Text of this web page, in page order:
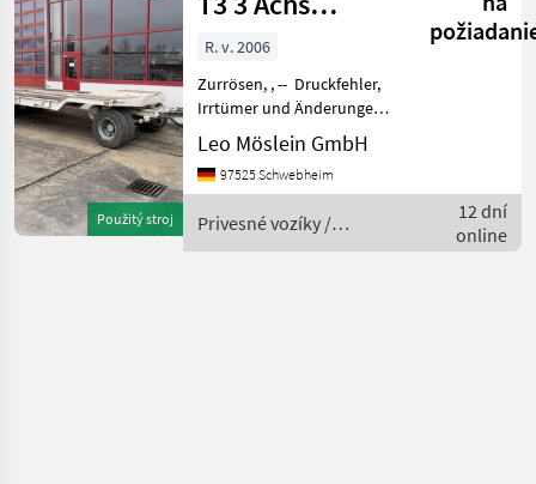
Použitý stroj
Tiefladeranhänger
R. v. 2006
Zurrösen, , -- Druckfehler,
Irrtümer und Änderungen
vorbehalten, Muster-
Bilder --, Mehr Daten unter:
... More Details: ... Privesné
Leo Möslein GmbH
97525 Schwebheim
Privesné vozíky /
Schwarzmüller
12 dní
online